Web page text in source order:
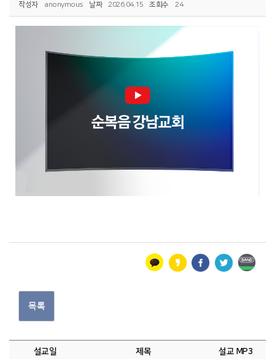
작성자 anonymous 날짜 2026.04.15 조회수 24
목록
설교일 제목 설교 MP3